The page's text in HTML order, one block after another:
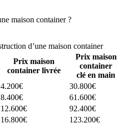
maison container ?
d’une maison container
Prix maison
container livrée
Prix maison
container
clé en main
4.200€
30.800€
8.400€
61.600€
12.600€
92.400€
16.800€
123.200€